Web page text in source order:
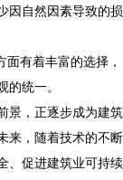
因自然因素导致的损
有着丰富的选择，
统一。
景，正逐步成为建筑
来，随着技术的不断
、促进建筑业可持续